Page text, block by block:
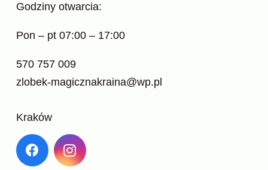
Godziny otwarcia:
Pon – pt 07:00 – 17:00
570 757 009
zlobek-magicznakraina@wp.pl
Kraków